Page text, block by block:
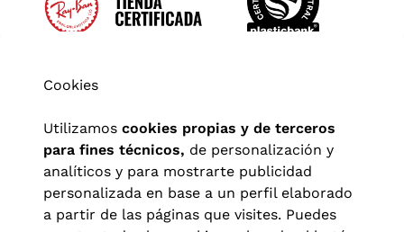
Cookies
Utilizamos cookies propias y de terceros
para fines técnicos, de personalización y
analíticos y para mostrarte publicidad
personalizada en base a un perfil elaborado
a partir de las páginas que visites. Puedes